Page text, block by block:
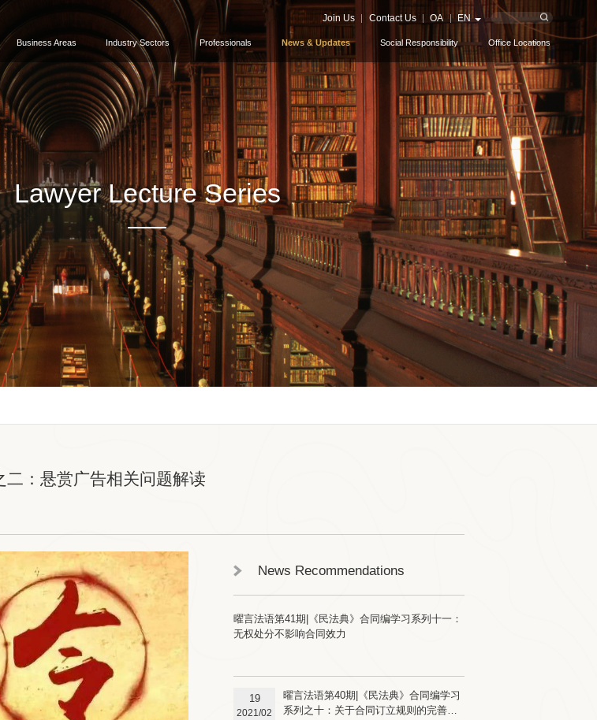
Join Us Contact Us OA EN
Business Areas Industry Sectors Professionals News & Updates Social Responsibility Office Locations
Lawyer Lecture Series
：悬赏广告相关问题解读
News Recommendations
曜言法语第41期|《民法典》合同编学习系列十一：
无权处分不影响合同效力
19
2021/02
曜言法语第40期|《民法典》合同编学习
系列之十：关于合同订立规则的完善